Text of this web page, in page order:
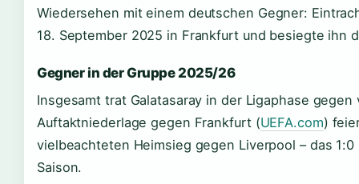
Wiedersehen mit einem deutschen Gegner:
18. September 2025 in Frankfurt und besiegte ihn
Gegner in der Gruppe 2025/26
Insgesamt trat Galatasaray in der Ligaphase
Auftaktniederlage gegen Frankfurt (UEFA.com)
vielbeachteten Heimsieg gegen Liverpool – das
Saison.